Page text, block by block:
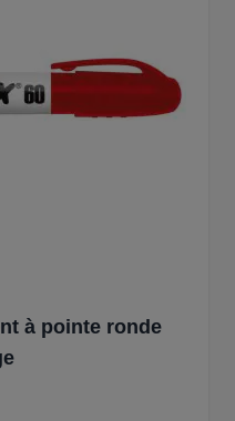
à pointe ronde